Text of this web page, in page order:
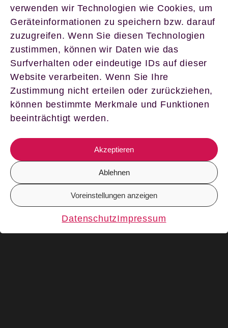
verwenden wir Technologien wie Cookies, um
Geräteinformationen zu speichern bzw. darauf
zuzugreifen. Wenn Sie diesen Technologien
zustimmen, können wir Daten wie das
Surfverhalten oder eindeutige IDs auf dieser
Website verarbeiten. Wenn Sie Ihre
Zustimmung nicht erteilen oder zurückziehen,
können bestimmte Merkmale und Funktionen
beeinträchtigt werden.
Akzeptieren
Ablehnen
Voreinstellungen anzeigen
DatenschutzImpressum
DE